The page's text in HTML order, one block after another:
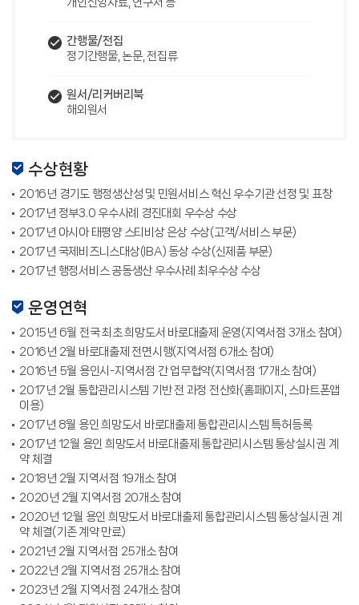
간행물/전집
정기간행물, 논문, 전집류
원서/리커버리북
해외원서
수상현황
2016년 경기도 행정생산성 및 민원서비스 혁신 우수기관 선정 및 표창
2017년 정부3.0 우수사례 경진대회 우수상 수상
2017년 아시아 태평양 스티비상 은상 수상(고객/서비스 부문)
2017년 국제비즈니스대상(IBA) 동상 수상(신제품 부문)
2017년 행정서비스 공동생산 우수사례 최우수상 수상
운영연혁
2015년 6월 전국 최초 희망도서 바로대출제 운영(지역서점 3개소 참여)
2016년 2월 바로대출제 전면시행(지역서점 6개소 참여)
2016년 5월 용인시-지역서점 간 업무협약(지역서점 17개소 참여)
2017년 2월 통합관리시스템 기반 전 과정 전산화(홈페이지, 스마트폰앱
이용)
2017년 8월 용인 희망도서 바로대출제 통합관리시스템 특허등록
2017년 12월 용인 희망도서 바로대출제 통합관리시스템 통상실시권 계
약 체결
2018년 2월 지역서점 19개소 참여
2020년 2월 지역서점 20개소 참여
2020년 12월 용인 희망도서 바로대출제 통합관리시스템 통상실시권 계
약 체결(기존 계약 만료)
2021년 2월 지역서점 25개소 참여
2022년 2월 지역서점 25개소 참여
2023년 2월 지역서점 24개소 참여